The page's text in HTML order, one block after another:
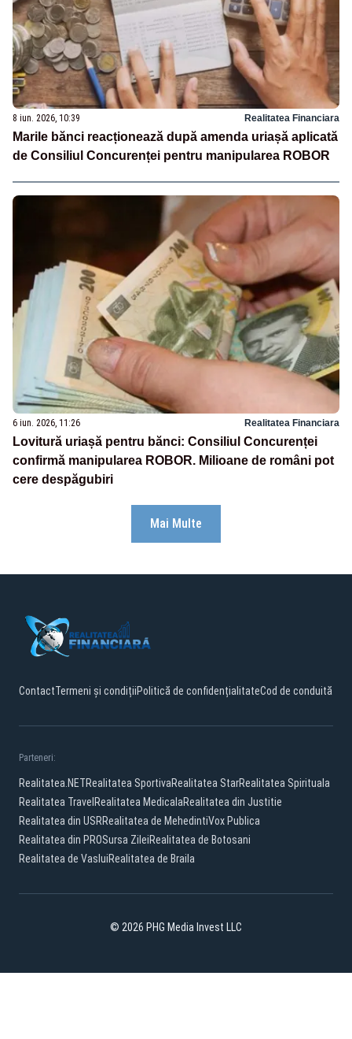
8 iun. 2026, 10:39 Realitatea Financiara
Marile bănci reacționează după amenda uriașă aplicată
de Consiliul Concurenței pentru manipularea ROBOR
6 iun. 2026, 11:26 Realitatea Financiara
Lovitură uriașă pentru bănci: Consiliul Concurenței
confirmă manipularea ROBOR. Milioane de români pot
cere despăgubiri
Mai Multe
ContactTermeni și condițiiPolitică de confidențialitateCod de conduită
Parteneri:
Realitatea.NETRealitatea SportivaRealitatea StarRealitatea Spirituala
Realitatea Travel Realitatea MedicalaRealitatea din Justitie
Realitatea din USRRealitatea de MehedintiVox Publica
Realitatea din PROSursa ZileiRealitatea de Botosani
Realitatea de VasluiRealitatea de Braila
© 2026 PHG Media Invest LLC